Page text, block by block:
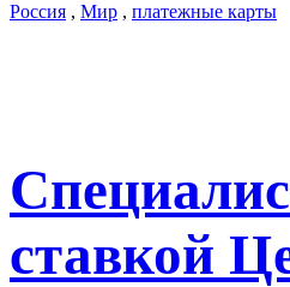
Россия , Мир , платежные карты
ставкой